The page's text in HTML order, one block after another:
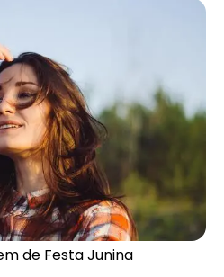
de Festa Junina